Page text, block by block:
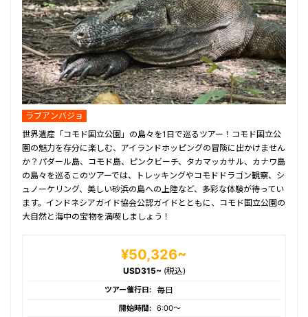
ラブアンバジョ
世界遺産「コモド国立公園」の島々を1日で巡るツアー！コモド国立公
園の魅力を存分に楽しむ、アイランドホッピングの冒険に出かけません
か？パダール島、コモド島、ピンクビーチ、タカマッカサル、カナワ島
の島々を巡るこのツアーでは、トレッキングやコモドドラゴン観察、シ
ュノーケリング、美しい砂浜の島への上陸など、多彩な体験が待ってい
ます。インドネシアガイド協会公認ガイドとともに、コモド国立公園の
大自然と海中の宝物を満喫しましょう！
¥50,326~
USD315~ (税込)
ツアー催行日: 毎日
開始時間: 6:00〜